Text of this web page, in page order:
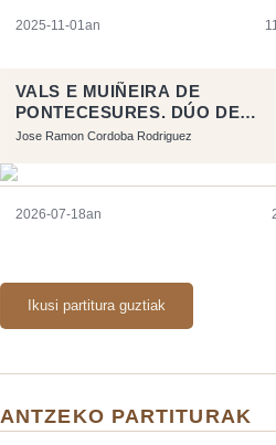
2025-11-01an
VALS E MUIÑEIRA DE
PONTECESURES. DÚO DE
CLARINETES.
Jose Ramon Cordoba Rodriguez
2026-07-18an
Ikusi partitura guztiak
ANTZEKO PARTITURAK